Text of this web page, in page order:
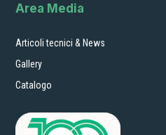
Area Media
Articoli tecnici & News
Gallery
Catalogo